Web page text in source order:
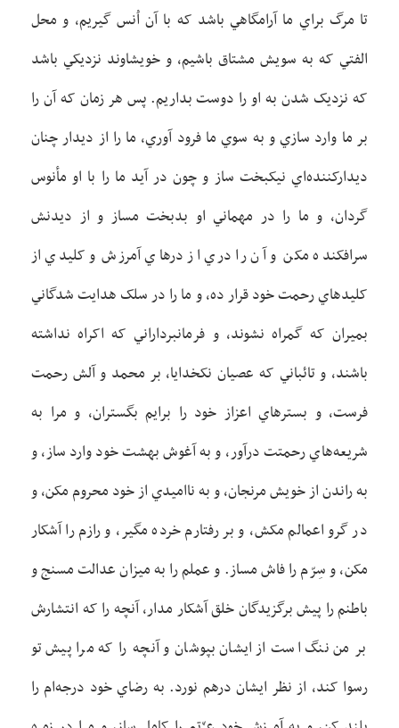
تا مرگ براي ما آرامگاهي باشد که با آن اُنس گيريم، و محل
الفتي که به سويش مشتاق باشيم، و خويشاوند نزديکي باشد
که نزديک شدن به او را دوست بداريم. پس هر زمان که آن را
بر ما وارد سازي و به سوي ما فرود آوري، ما را از ديدار چنان
ديدارکننده‌اي نيکبخت ساز و چون در آيد ما را با او مأنوس
گردان، و ما را در مهماني او بدبخت مساز و از ديدنش
سرافکنده مکن و آن را دري از درهاي آمرزش و کليدي از
کليدهاي رحمت خود قرار ده، و ما را در سلک هدايت شدگاني
بميران که گمراه نشوند، و فرمانبرداراني که اکراه نداشته
باشند، و تائباني که عصيان نکخدايا، بر محمد و آلش رحمت
فرست، و بسترهاي اعزاز خود را برايم بگستران، و مرا به
شريعه‌هاي رحمتت درآور، و به آغوش بهشت خود وارد ساز، و
به راندن از خويش مرنجان، و به نااميدي از خود محروم مکن، و
در گرو اعمالم مکش، و بر رفتارم خرده مگير، و رازم را آشکار
مکن، و سِرّم را فاش مساز. و عملم را به ميزان عدالت مسنج و
باطنم را پيش برگزيدگان خلق آشکار مدار، آنچه را که انتشارش
بر من ننگ است از ايشان بپوشان و آنچه را که مرا پيش تو
رسوا کند، از نظر ايشان درهم نورد. به رضاي خود درجه‌ام را